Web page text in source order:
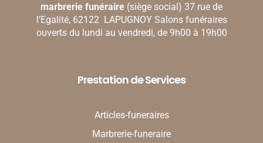
marbrerie funéraire (siège social) 37 rue de
l’Egalité, 62122 LAPUGNOY Salons funéraires
ouverts du lundi au vendredi, de 9h00 à 19h00
Prestation de Services
Articles-funeraires
Marbrerie-funeraire